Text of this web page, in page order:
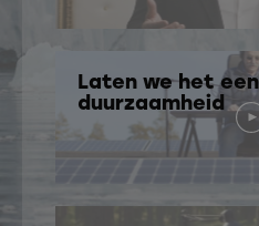
Laten we het
duurzaamheid